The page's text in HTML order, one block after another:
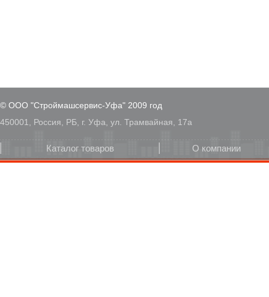
© ООО "Строймашсервис-Уфа" 2009 год
450001, Россия, РБ, г. Уфа, ул. Трамвайная, 17а
Каталог товаров О компании